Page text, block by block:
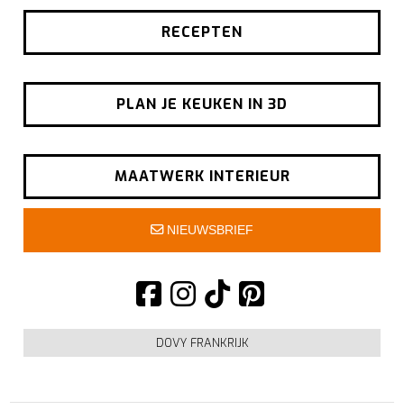
RECEPTEN
PLAN JE KEUKEN IN 3D
MAATWERK INTERIEUR
NIEUWSBRIEF
DOVY FRANKRIJK